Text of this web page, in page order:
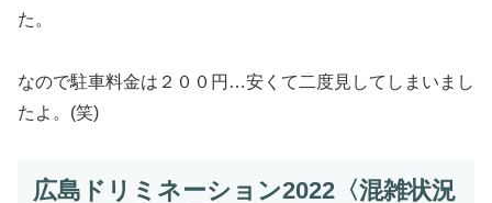
た。
なので駐車料金は２００円…安くて二度見してしまいまし
たよ。(笑)
広島ドリミネーション2022〈混雑状況